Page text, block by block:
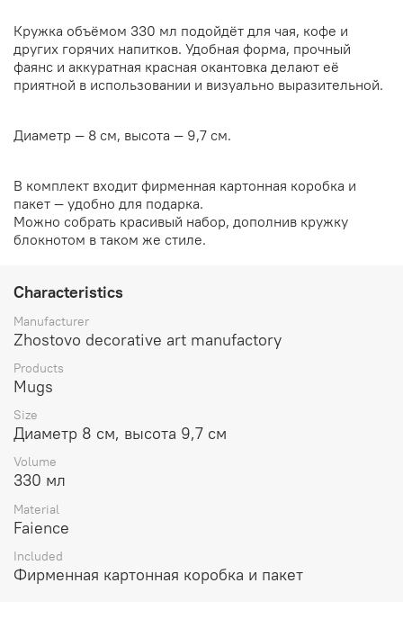
Кружка объёмом 330 мл подойдёт для чая, кофе и
других горячих напитков. Удобная форма, прочный
фаянс и аккуратная красная окантовка делают её
приятной в использовании и визуально выразительной.
Диаметр — 8 см, высота — 9,7 см.
В комплект входит фирменная картонная коробка и
пакет — удобно для подарка.
Можно собрать красивый набор, дополнив кружку
блокнотом в таком же стиле.
Characteristics
Manufacturer
Zhostovo decorative art manufactory
Products
Mugs
Size
Диаметр 8 см, высота 9,7 см
Volume
330 мл
Material
Faience
Included
Фирменная картонная коробка и пакет